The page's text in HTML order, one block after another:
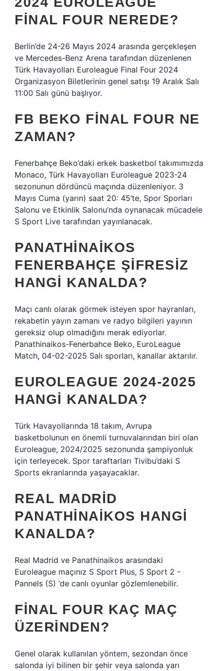
FINAL FOUR NEREDE?
Berlin’de 24-26 Mayıs 2024 arasında gerçekleşen
ve Mercedes-Benz Arena tarafından düzenlenen
Türk Havayolları Euroleague Final Four 2024
Organizasyon Biletlerinin genel satışı 19 Aralık Salı
11:00 Salı günü başlıyor.
FB BEKO FINAL FOUR NE
ZAMAN?
Fenerbahçe Beko’daki erkek basketbol takımımızda
Monaco, Türk Havayolları Euroleague 2023-24
sezonunun dördüncü maçında düzenleniyor. 3
Mayıs Cuma (yarın) saat 20: 45’te, Spor Sporları
Salonu ve Etkinlik Salonu’nda oynanacak mücadele
S Sport Live tarafından yayınlanacak.
PANATHINAIKOS
FENERBAHÇE ŞIFRESIZ
HANGI KANALDA?
Maçı canlı olarak görmek isteyen spor hayranları,
rekabetin yayın zamanı ve radyo bilgileri yayının
gereksiz olup olmadığını merak ediyorlar.
Panathinaikos-Fenerbahce Beko, EuroLeague
Match, 04-02-2025 Salı sporları, kanallar aktarılır.
EUROLEAGUE 2024-2025
HANGI KANALDA?
Türk Havayollarında 18 takım, Avrupa
basketbolunun en önemli turnuvalarından biri olan
Euroleague, 2024/2025 sezonunda şampiyonluk
için terleyecek. Spor taraftarları Tivibu’daki S
Sports ekranlarında yaşayacaklar.
REAL MADRID
PANATHINAIKOS HANGI
KANALDA?
Real Madrid ve Panathinaikos arasındaki
Euroleague maçınız S Sport Plus, S Sport 2 -
Pannels (S) ‘de canlı oyunlar gözlemlenebilir.
FINAL FOUR KAÇ MAÇ
ÜZERINDEN?
Genel olarak kullanılan yöntem, sezondan önce
salonda iyi bilinen bir şehir veya salonda yarı